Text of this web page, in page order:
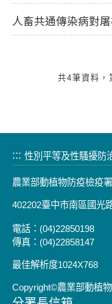
人畜共通傳染病對
共4筆資料，
::: 性別平等及性騷擾防
農業部動植物防疫檢疫
402202臺中市南區國光
電話：(04)22850198
傳真：(04)22858147
最佳解析度1024X768
Copyright©農業部動植